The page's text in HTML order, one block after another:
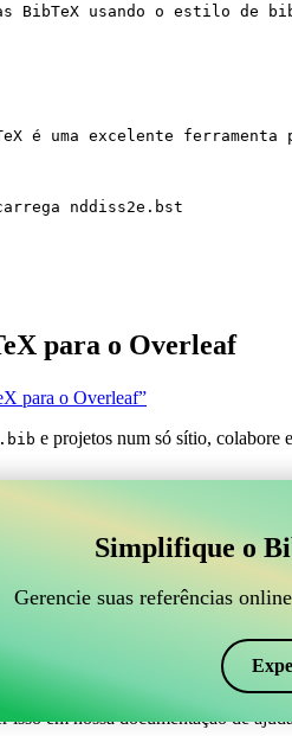
BibTeX usando o estilo de
é uma excelente
nddiss2e.bst
para o Overleaf
para o Overleaf”
.bib e projetos num só sítio, colabore
online para gerir suas
online para gerir suas
a gerenciar suas referências,
em seu projeto Overleaf.
e citações em vários estilos,
em nossa documentação de
Simplifique o
Gerencie suas referências